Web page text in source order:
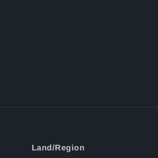
Land/Region